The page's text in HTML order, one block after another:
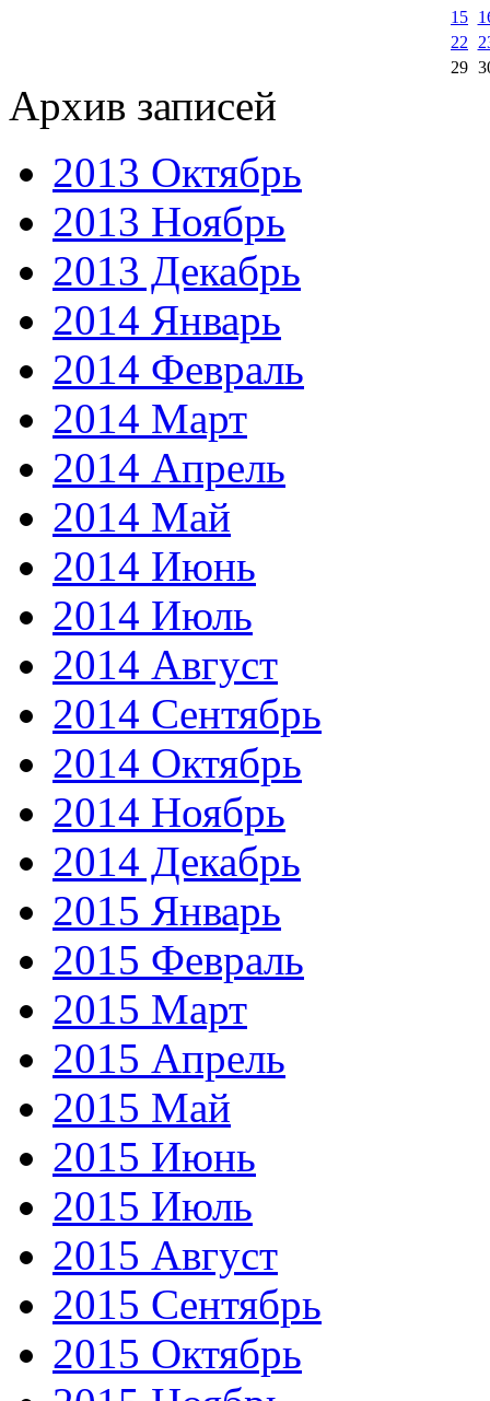
15
22
29
Архив записей
2013 Октябрь
2013 Ноябрь
2013 Декабрь
2014 Январь
2014 Февраль
2014 Март
2014 Апрель
2014 Май
2014 Июнь
2014 Июль
2014 Август
2014 Сентябрь
2014 Октябрь
2014 Ноябрь
2014 Декабрь
2015 Январь
2015 Февраль
2015 Март
2015 Апрель
2015 Май
2015 Июнь
2015 Июль
2015 Август
2015 Сентябрь
2015 Октябрь